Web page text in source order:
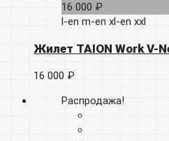
16 000 ₽
l-en m-en xl-en xxl
Жилет TAION Work V-
16 000 ₽
Распродажа!